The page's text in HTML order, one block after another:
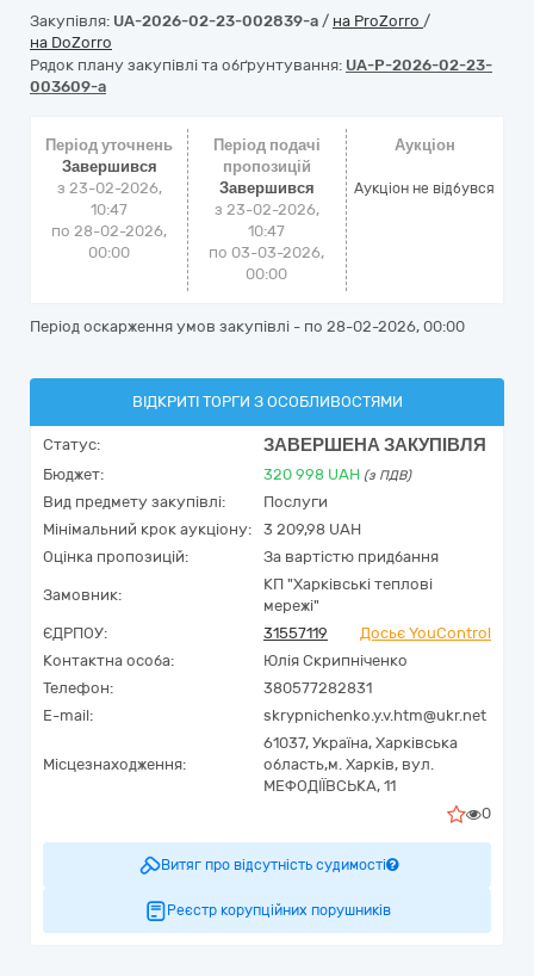
Закупівля: UA-2026-02-23-002839-a / на ProZorro /
на DoZorro
Рядок плану закупівлі та обґрунтування: UA-P-2026-02-23-
003609-a
Період уточнень
Завершився
з 23-02-2026,
10:47
по 28-02-2026,
00:00
Період подачі
пропозицій
Завершився
з 23-02-2026,
10:47
по 03-03-2026,
00:00
Аукціон
Аукціон не відбувся
Період оскарження умов закупівлі - по 28-02-2026, 00:00
ВІДКРИТІ ТОРГИ З ОСОБЛИВОСТЯМИ
Статус: ЗАВЕРШЕНА ЗАКУПІВЛЯ
Бюджет: 320 998 UAH (з ПДВ)
Вид предмету закупівлі:
Послуги
Мінімальний крок аукціону:
3 209,98 UAH
Оцінка пропозицій:
За вартістю придбання
Замовник:
КП "Харківські теплові
мережі"
ЄДРПОУ:
31557119
Досьє YouControl
Контактна особа:
Юлія Скрипніченко
Телефон:
380577282831
E-mail:
skrypnichenko.y.v.htm@ukr.net
Місцезнаходження:
61037, Україна, Харківська
область,м. Харків, вул.
МЕФОДІЇВСЬКА, 11
0
Витяг про відсутність судимості
Реєстр корупційних порушників